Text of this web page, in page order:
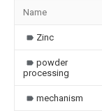
Name
Zinc
powder
processing
mechanism